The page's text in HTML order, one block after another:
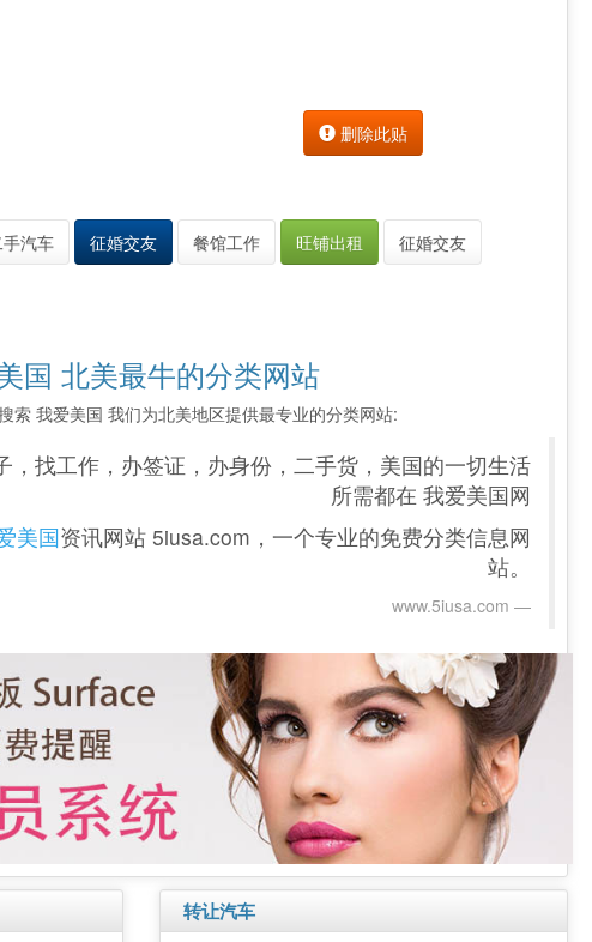
删除此贴
汽车 征婚交友 餐馆工作 旺铺出租
征婚交友
国 北美最牛的分类网站
索 我爱美国 我们为北美地区提供最专业的分类网站:
，找工作，办签证，办身份，二手货，美国的一切生活
所需都在 我爱美国网
美国资讯网站 5iusa.com，一个专业的免费分类信息网
站。
www.5iusa.com‎
转让汽车